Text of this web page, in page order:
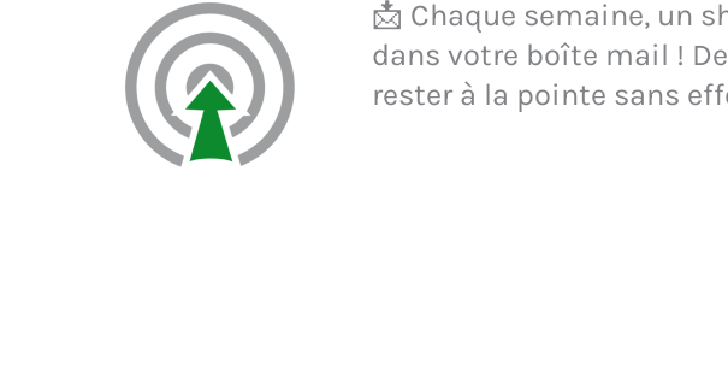
📩 Chaque semaine, un
dans votre boîte mail !
rester à la pointe sans